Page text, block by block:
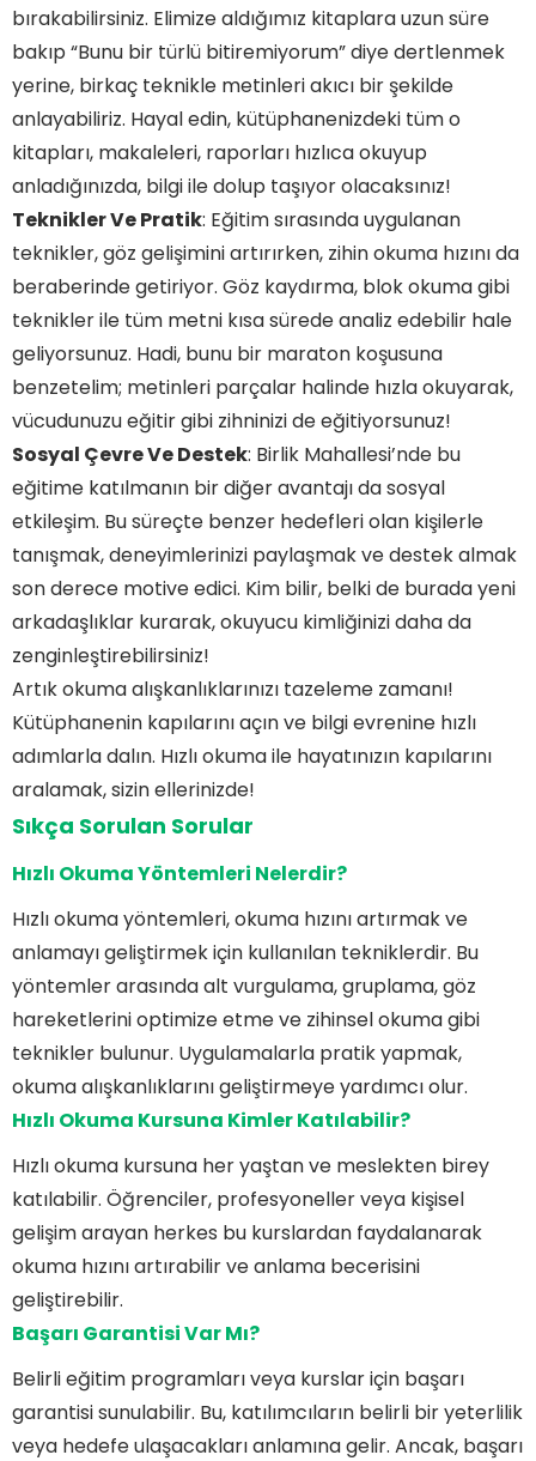
bırakabilirsiniz. Elimize aldığımız kitaplara uzun süre
bakıp “Bunu bir türlü bitiremiyorum” diye dertlenmek
yerine, birkaç teknikle metinleri akıcı bir şekilde
anlayabiliriz. Hayal edin, kütüphanenizdeki tüm o
kitapları, makaleleri, raporları hızlıca okuyup
anladığınızda, bilgi ile dolup taşıyor olacaksınız!
Teknikler Ve Pratik: Eğitim sırasında uygulanan
teknikler, göz gelişimini artırırken, zihin okuma hızını da
beraberinde getiriyor. Göz kaydırma, blok okuma gibi
teknikler ile tüm metni kısa sürede analiz edebilir hale
geliyorsunuz. Hadi, bunu bir maraton koşusuna
benzetelim; metinleri parçalar halinde hızla okuyarak,
vücudunuzu eğitir gibi zihninizi de eğitiyorsunuz!
Sosyal Çevre Ve Destek: Birlik Mahallesi’nde bu
eğitime katılmanın bir diğer avantajı da sosyal
etkileşim. Bu süreçte benzer hedefleri olan kişilerle
tanışmak, deneyimlerinizi paylaşmak ve destek almak
son derece motive edici. Kim bilir, belki de burada yeni
arkadaşlıklar kurarak, okuyucu kimliğinizi daha da
zenginleştirebilirsiniz!
Artık okuma alışkanlıklarınızı tazeleme zamanı!
Kütüphanenin kapılarını açın ve bilgi evrenine hızlı
adımlarla dalın. Hızlı okuma ile hayatınızın kapılarını
aralamak, sizin ellerinizde!
Sıkça Sorulan Sorular
Hızlı Okuma Yöntemleri Nelerdir?
Hızlı okuma yöntemleri, okuma hızını artırmak ve
anlamayı geliştirmek için kullanılan tekniklerdir. Bu
yöntemler arasında alt vurgulama, gruplama, göz
hareketlerini optimize etme ve zihinsel okuma gibi
teknikler bulunur. Uygulamalarla pratik yapmak,
okuma alışkanlıklarını geliştirmeye yardımcı olur.
Hızlı Okuma Kursuna Kimler Katılabilir?
Hızlı okuma kursuna her yaştan ve meslekten birey
katılabilir. Öğrenciler, profesyoneller veya kişisel
gelişim arayan herkes bu kurslardan faydalanarak
okuma hızını artırabilir ve anlama becerisini
geliştirebilir.
Başarı Garantisi Var Mı?
Belirli eğitim programları veya kurslar için başarı
garantisi sunulabilir. Bu, katılımcıların belirli bir yeterlilik
veya hedefe ulaşacakları anlamına gelir. Ancak, başarı